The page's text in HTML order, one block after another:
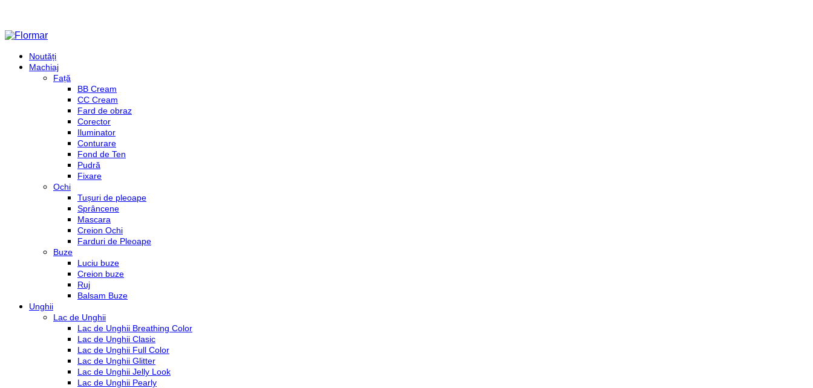
Noutăți
Machiaj
Față
BB Cream
CC Cream
Fard de obraz
Corector
Iluminator
Conturare
Fond de Ten
Pudră
Fixare
Ochi
Tușuri de pleoape
Sprâncene
Mascara
Creion Ochi
Farduri de Pleoape
Buze
Luciu buze
Creion buze
Ruj
Balsam Buze
Unghii
Lac de Unghii
Lac de Unghii Breathing Color
Lac de Unghii Clasic
Lac de Unghii Full Color
Lac de Unghii Glitter
Lac de Unghii Jelly Look
Lac de Unghii Pearly